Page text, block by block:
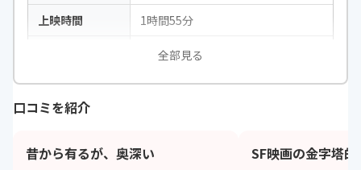
上映時間
1時間55分
チャールトン・ヘストン・ロディ・
全部見る
口コミを紹介
昔から有るが、奥深い SF映画の金字塔